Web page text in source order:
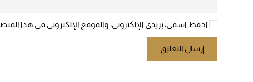
احفظ اسمي، بريدي الإلكتروني، والموقع الإلكتروني في هذا
إرسال التعليق